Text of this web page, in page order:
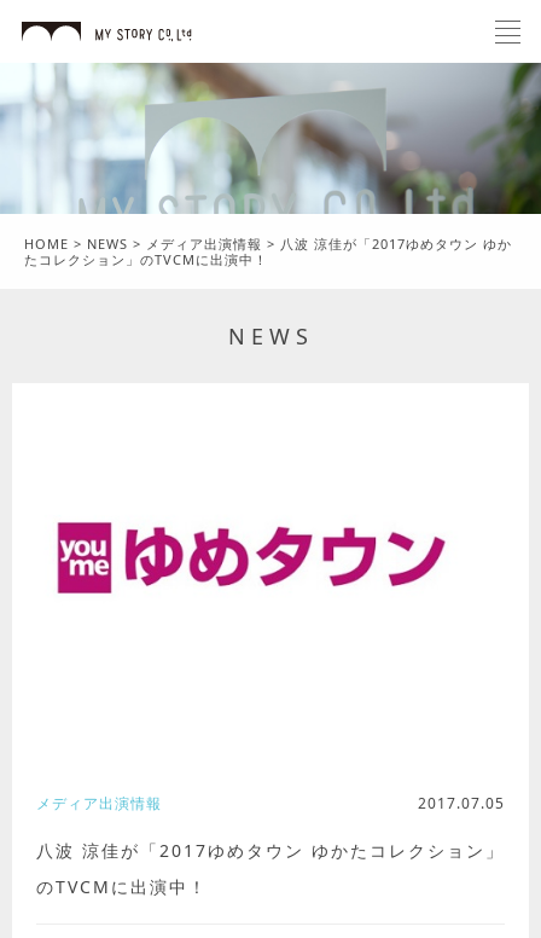
HOME > NEWS > メディア出演情報 > 八波 涼佳が「2017ゆめタウン ゆか
たコレクション」のTVCMに出演中！
NEWS
八波 涼佳が「2017ゆめタウン ゆかたコレクション」
のTVCMに出演中！
メディア出演情報 2017.07.05